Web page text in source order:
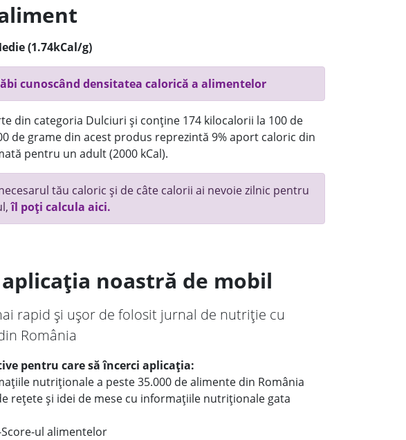
(1.74kCal/g)
cunoscând densitatea calorică a alimentelor
din categoria Dulciuri și conține 174 kilocalorii la 100 de
de grame din acest produs reprezintă 9% aport caloric din
pentru un adult (2000 kCal).
tău caloric și de câte calorii ai nevoie zilnic pentru
îl poți calcula aici.
noastră de mobil
rapid și ușor de folosit jurnal de nutriție cu
România
pentru care să încerci aplicația:
nutriționale a peste 35.000 de alimente din România
rețete și idei de mese cu informațiile nutriționale gata
ul alimentelor